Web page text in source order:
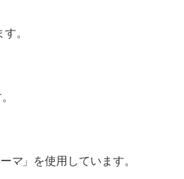
。
マ」を使用しています。